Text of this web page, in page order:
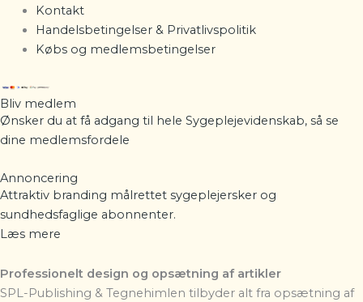
Kontakt
Handelsbetingelser & Privatlivspolitik
Købs og medlemsbetingelser
Bliv medlem
Ønsker du at få adgang til hele Sygeplejevidenskab, så se
dine medlemsfordele
Annoncering
Attraktiv branding målrettet sygeplejersker og
sundhedsfaglige abonnenter.
Læs mere
Professionelt design og opsætning af artikler
SPL-Publishing & Tegnehimlen tilbyder alt fra opsætning af